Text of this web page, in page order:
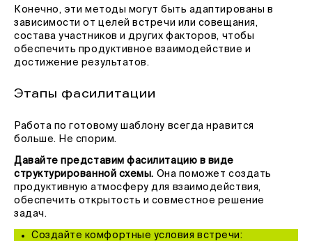
Конечно, эти методы могут быть адаптированы в
зависимости от целей встречи или совещания,
состава участников и других факторов, чтобы
обеспечить продуктивное взаимодействие и
достижение результатов.
Этапы фасилитации
Работа по готовому шаблону всегда нравится
больше. Не спорим.
Давайте представим фасилитацию в виде
структурированной схемы. Она поможет создать
продуктивную атмосферу для взаимодействия,
обеспечить открытость и совместное решение
задач.
Создайте комфортные условия встречи: